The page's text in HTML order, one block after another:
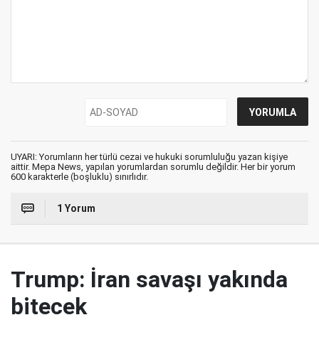
UYARI: Yorumların her türlü cezai ve hukuki sorumluluğu yazan kişiye
aittir. Mepa News, yapılan yorumlardan sorumlu değildir. Her bir yorum
600 karakterle (boşluklu) sınırlıdır.
1 Yorum
Trump: İran savaşı yakında
bitecek